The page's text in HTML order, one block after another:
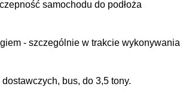
samochodu do podłoża
- szczególnie w trakcie wykonywania
bus, do 3,5 tony.